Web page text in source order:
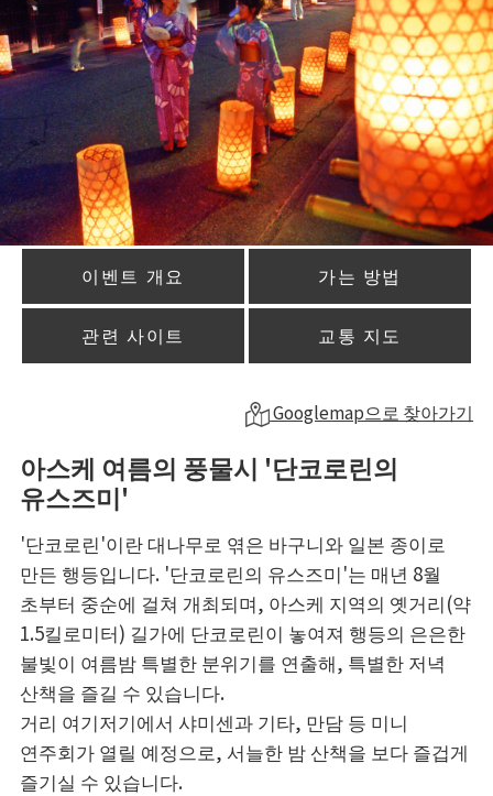
이벤트 개요 가는 방법
관련 사이트 교통 지도
Googlemap으로 찾아가기
아스케 여름의 풍물시 '단코로린의
유스즈미'
'단코로린'이란 대나무로 엮은 바구니와 일본 종이로
만든 행등입니다. '단코로린의 유스즈미'는 매년 8월
초부터 중순에 걸쳐 개최되며, 아스케 지역의 옛거리(약
1.5킬로미터) 길가에 단코로린이 놓여져 행등의 은은한
불빛이 여름밤 특별한 분위기를 연출해, 특별한 저녁
산책을 즐길 수 있습니다.
거리 여기저기에서 샤미센과 기타, 만담 등 미니
연주회가 열릴 예정으로, 서늘한 밤 산책을 보다 즐겁게
즐기실 수 있습니다.